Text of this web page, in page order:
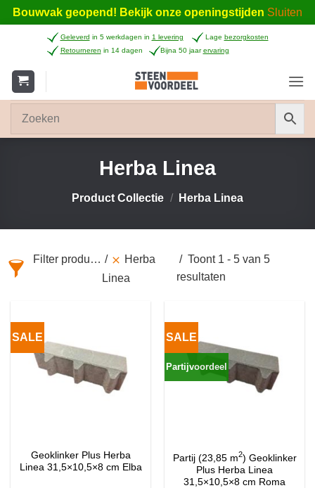
Bouwvak geopend! Bekijk onze openingstijden Sluiten
inhoud
Geleverd in 5 werkdagen in 1 levering Lage bezorgkosten
Retourneren in 14 dagen Bijna 50 jaarervaring
Herba Linea
Product Collectie / Herba Linea
Filter producten
Herba
Linea
Toont 1 - 5 van 5
resultaten
SALE
Geoklinker Plus Herba
Linea 31,5×10,5×8 cm Elba
SALE
Partijvoordeel
Partij (23,85 m2) Geoklinker
Plus Herba Linea
31,5×10,5×8 cm Roma